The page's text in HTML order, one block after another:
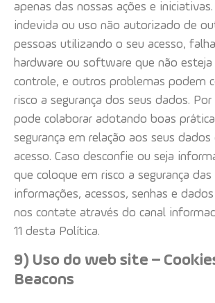
apenas das nossas ações e
indevida ou uso não autorizado de
pessoas utilizando o seu acesso,
hardware ou software que não esteja
controle, e outros problemas podem
risco a segurança dos seus dados. Por
pode colaborar adotando boas
segurança em relação aos seus dados
acesso. Caso desconfie ou seja
que coloque em risco a segurança das
informações, acessos, senhas e
nos contate através do canal
11 desta Política.
9) Uso do web site –
Beacons